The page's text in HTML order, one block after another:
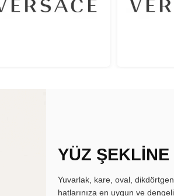
YÜZ
Yuvarlak, kare, oval,
hatlarınıza en uygun ve